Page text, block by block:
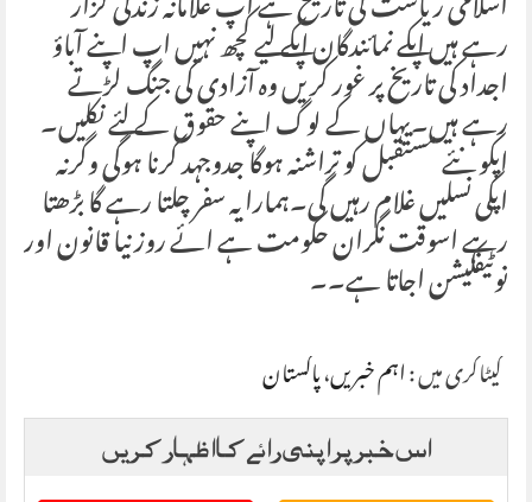
رہے ہیں اپکے نمائندگان اپکے لیے کچھ نہیں اپ اپنے آباؤ
اجداد کی تاریخ پر غور کریں وہ آزادی کی جنگ لڑتے
رہے ہیں۔یہاں کے لوگ اپنے حقوق کے لئے نکلیں۔
اپکو نئے مستقبل کو تراشنہ ہوگا جدوجہد کرنا ہوگی وگرنہ
اپکی نسلیں غلام رہیں گی۔ہمارا یہ سفر چلتا رہے گا بڑھتا
رہے اسوقت نگران حکومت ہے ائے روز نیا قانون اور
نوٹیفکیشن اجاتا ہے۔۔
کیٹاگری میں :اہم خبریں،پاکستان
اس خبر پر اپنی رائے کا اظہار کریں